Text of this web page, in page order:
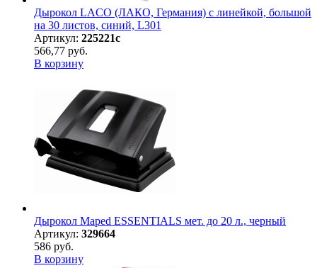
Дырокол LACO (ЛАКО, Германия) с линейкой, большой
на 30 листов, синий, L301
Артикул: 225221с
566,77 руб.
В корзину
Дырокол Maped ESSENTIALS мет. до 20 л., черный
Артикул: 329664
586 руб.
В корзину